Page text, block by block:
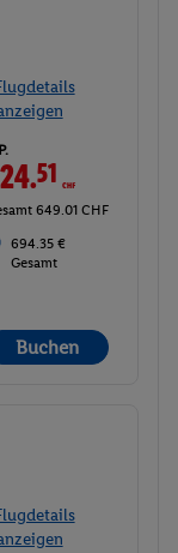
51 CHF
649.01 CHF
694.35 €
Gesamt
Buchen